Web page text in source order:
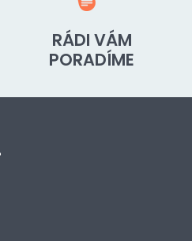
RÁDI VÁM
PORADÍME